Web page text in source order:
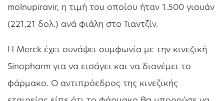
molnupiravir, η τιμή του οποίου ήταν 1.500 γιουάν
(221,21 δολ.) ανά φιάλη στο Τιαντζίν.
Η Merck έχει συνάψει συμφωνία με την κινεζική
Sinopharm για να εισάγει και να διανέμει το
φάρμακο. Ο αντιπρόεδρος της κινεζικής